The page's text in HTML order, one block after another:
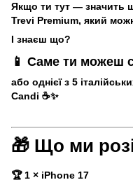
Якщо ти тут — значить
Trevi Premium, який
І знаєш що?
📱 Саме ти можеш
або однієї з 5
Candi ☕✨
🎁 Що ми
🏆 1 × iPhone 17